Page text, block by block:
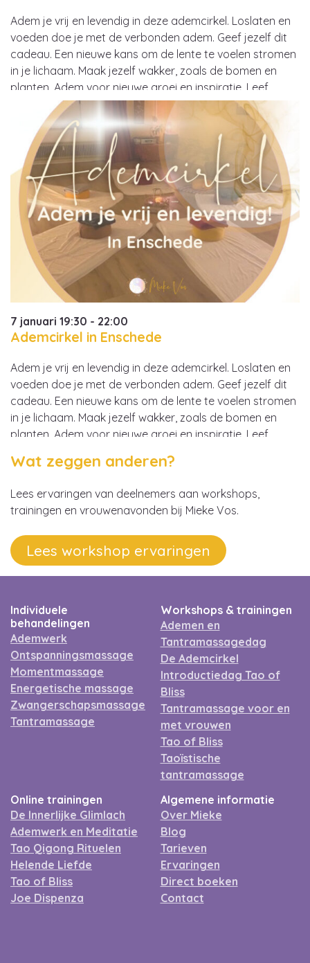
Adem je vrij en levendig in deze ademcirkel. Loslaten en
voeden doe je met de verbonden adem. Geef jezelf dit
cadeau. Een nieuwe kans om de lente te voelen stromen
in je lichaam. Maak jezelf wakker, zoals de bomen en
planten. Adem voor nieuwe groei en inspiratie. Leef,
liefde, vrijheid. Prachtige muziek gekoppeld aan de…
7 januari 19:30 - 22:00
Ademcirkel in Enschede
Adem je vrij en levendig in deze ademcirkel. Loslaten en
voeden doe je met de verbonden adem. Geef jezelf dit
cadeau. Een nieuwe kans om de lente te voelen stromen
in je lichaam. Maak jezelf wakker, zoals de bomen en
planten. Adem voor nieuwe groei en inspiratie. Leef,
Wat zeggen anderen?
Lees ervaringen van deelnemers aan workshops,
trainingen en vrouwenavonden bij Mieke Vos.
Lees workshop ervaringen
Individuele
behandelingen
Ademwerk
Ontspanningsmassage
Momentmassage
Energetische massage
Zwangerschapsmassage
Tantramassage
Workshops & trainingen
Ademen en
Tantramassagedag
De Ademcirkel
Introductiedag Tao of
Bliss
Tantramassage voor en
met vrouwen
Tao of Bliss
Taoïstische
tantramassage
Online trainingen
De Innerlijke Glimlach
Ademwerk en Meditatie
Tao Qigong Rituelen
Helende Liefde
Tao of Bliss
Joe Dispenza
Algemene informatie
Over Mieke
Blog
Tarieven
Ervaringen
Direct boeken
Contact